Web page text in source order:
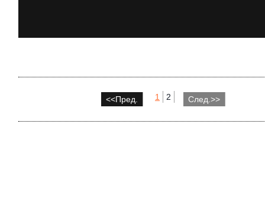
<<Пред. 1 2 След.>>